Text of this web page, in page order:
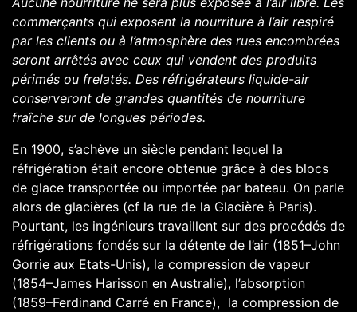
commerçants qui exposent la nourriture à l’air respiré
par les clients ou à l’atmosphère des rues encombrées
seront arrêtés avec ceux qui vendent des produits
périmés ou frelatés. Des réfrigérateurs liquide-air
conserveront de grandes quantités de nourriture
fraîche sur de longues périodes.
En 1900, s’achève un siècle pendant lequel la
réfrigération était encore obtenue grâce à des blocs
de glace transportée ou importée par bateau. On parle
alors de glacières (cf la rue de la Glacière à Paris).
Pourtant, les ingénieurs travaillent sur des procédés de
réfrigérations fondés sur la détente de l’air (1851–John
Gorrie aux Etats-Unis), la compression de vapeur
(1854–James Harisson en Australie), l’absorption
(1859–Ferdinand Carré en France), la compression de